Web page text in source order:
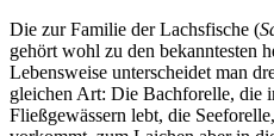
Die zur Familie der Lachsfische (
gehört wohl zu den bekanntesten
Lebensweise unterscheidet man
gleichen Art: Die Bachforelle, die
Fließgewässern lebt, die